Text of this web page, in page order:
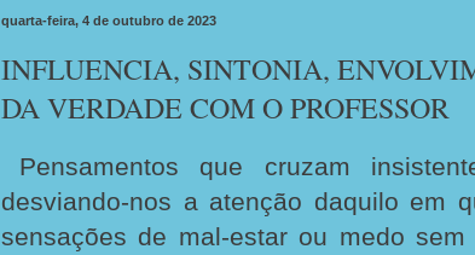
quarta-feira, 4 de outubro de 2023
INFLUENCIA, SINTONIA,
DA VERDADE COM O PROFESSOR
Pensamentos que cruzam
desviando-nos a atenção daquilo em
sensações de mal-estar ou medo sem